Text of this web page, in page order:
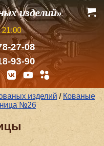
изделий»
21:00
27-08
93-90
изделий / Кованые
№26